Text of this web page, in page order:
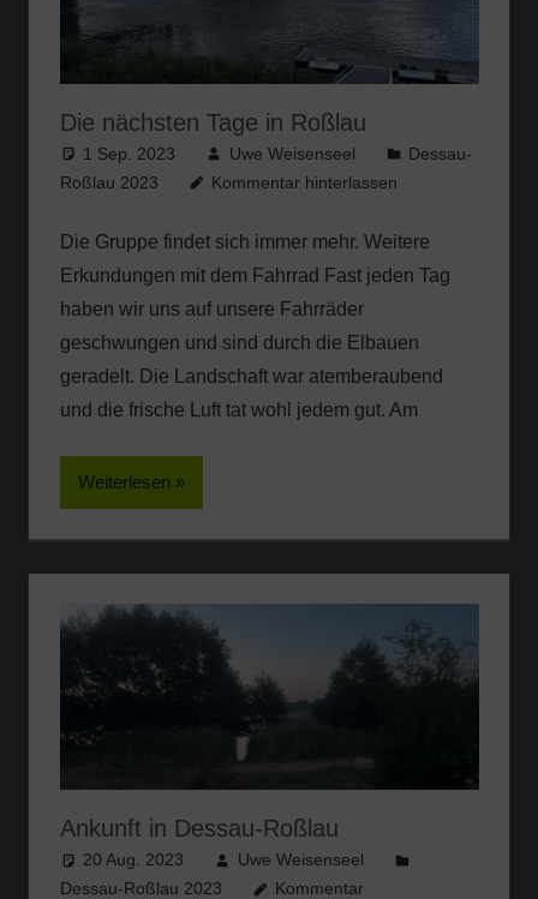
Die nächsten Tage in Roßlau
1 Sep. 2023 Uwe Weisenseel
Dessau-
Roßlau 2023
Kommentar hinterlassen
Die Gruppe findet sich immer mehr. Weitere
Erkundungen mit dem Fahrrad Fast jeden Tag
haben wir uns auf unsere Fahrräder
geschwungen und sind durch die Elbauen
geradelt. Die Landschaft war atemberaubend
und die frische Luft tat wohl jedem gut. Am
Weiterlesen
Ankunft in Dessau-Roßlau
20 Aug. 2023
Uwe Weisenseel
Dessau-Roßlau 2023
Kommentar